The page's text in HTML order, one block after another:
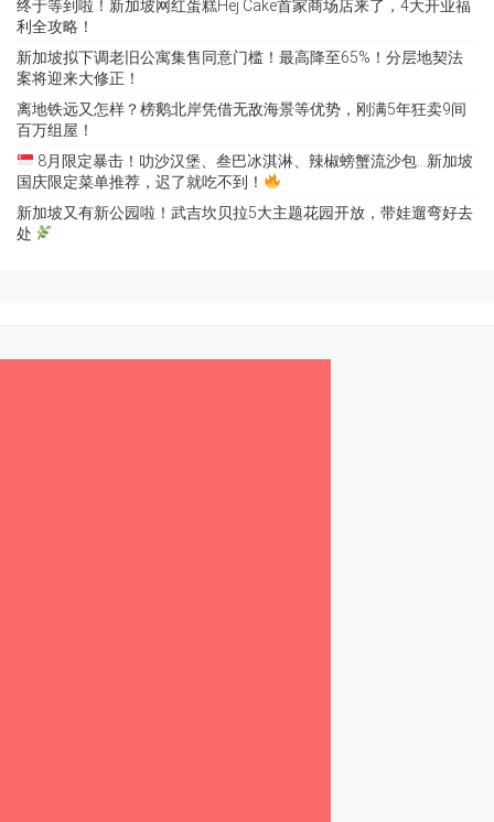
终于等到啦！新加坡网红蛋糕Hej Cake首家商场店来了，4大开业福
利全攻略！
新加坡拟下调老旧公寓集售同意门槛！最高降至65%！分层地契法
案将迎来大修正！
离地铁远又怎样？榜鹅北岸凭借无敌海景等优势，刚满5年狂卖9间
百万组屋！
8月限定暴击！叻沙汉堡、叁巴冰淇淋、辣椒螃蟹流沙包…新加坡
国庆限定菜单推荐，迟了就吃不到！
新加坡又有新公园啦！武吉坎贝拉5大主题花园开放，带娃遛弯好去
处